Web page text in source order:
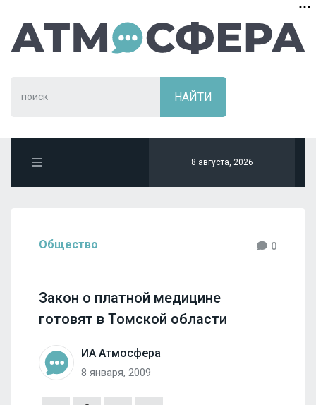
8 августа, 2026
Общество 0
Закон о платной медицине
готовят в Томской области
ИА Атмосфера
8 января, 2009